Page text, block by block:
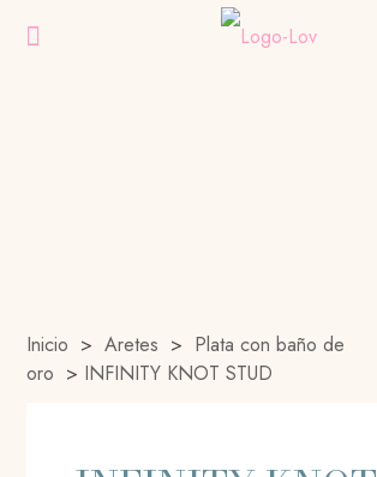
Inicio > Aretes > Plata con baño de
oro > INFINITY KNOT STUD